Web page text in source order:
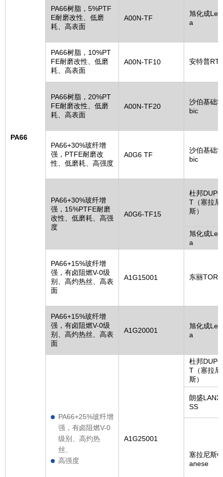
PA66
PA66树脂，5%PTF
E耐磨改性、低磨
耗、高表面
A00N-TF
旭化成
a
PA66树脂，10%PT
FE耐磨改性、低磨
耗、高表面
A00N-TF10 安特普
PA66树脂，20%PT
FE耐磨改性、低磨
耗、高表面
A00N-TF20
沙伯基础
bic
PA66+30%玻纤增
强，PTFE耐磨改
性、低磨耗、高强度
A0G6 TF
沙伯基础
bic
PA66+30%玻纤增
强，15%PTFE耐磨
改性、低磨耗、高强
度
A0G6-TF15
杜邦
T（塞拉尼
斯）
旭化成
a
PA66+15%玻纤增
强，有卤阻燃V-0级
别、高灼热丝、高表
面
A1G15001 东丽
PA66+15%玻纤增
强，有卤阻燃V-0级
别、高灼热丝、高表
面
A1G20001
旭化成
a
PA66+25%玻纤增
强，有卤阻燃V-0
级别、高灼热
丝、
高强度
A1G25001
杜邦
T（塞拉尼
斯）
朗盛
SS
塞拉尼斯
anese